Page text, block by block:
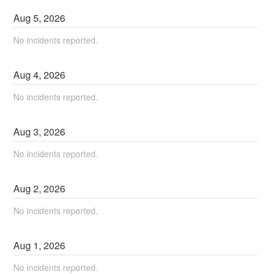
Aug5,2026
No incidents reported.
Aug4,2026
No incidents reported.
Aug3,2026
No incidents reported.
Aug2,2026
No incidents reported.
Aug 1,2026
No incidents reported.